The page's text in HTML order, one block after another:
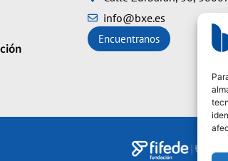
info@bxe.es
Encuentranos